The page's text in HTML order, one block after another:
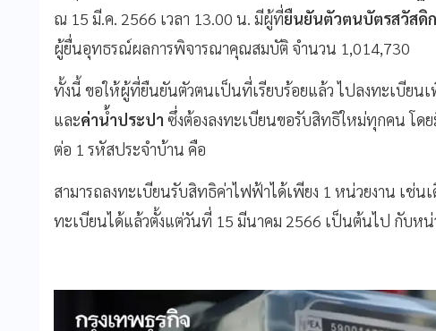
ณ 15 มี.ค. 2566 เวลา 13.00 น. มีผู้ที่ยืนยันตัวตนบัตรสวัสดิก
ผู้ยื่นอุทธรณ์ผลการพิจารณาคุณสมบัติ จำนวน 1,014,730
ทั้งนี้ ขอให้ผู้ที่ยืนยันตัวตนเป็นที่เรียบร้อยแล้ว ไปลงทะเบียนเ
และค่าน้ำประปา ซึ่งต้องลงทะเบียนขอรับสิทธิใหม่ทุกคน โด
ต่อ 1 รหัสประจำบ้าน คือ
สามารถลงทะเบียนรับสิทธิค่าไฟฟ้าได้เพียง 1 หน่วยงาน เช่น
ทะเบียนได้แล้วตั้งแต่วันที่ 15 มีนาคม 2566 เป็นต้นไป กับหน่